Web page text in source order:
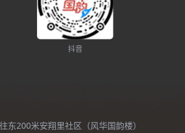
抖音
东200米安翔里社区（风华国韵楼）